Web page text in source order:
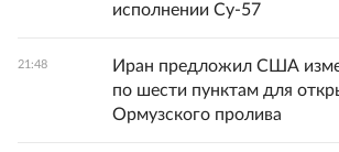
исполнении Су-57
21:48
Иран предложил США
по шести пунктам для
Ормузского пролива